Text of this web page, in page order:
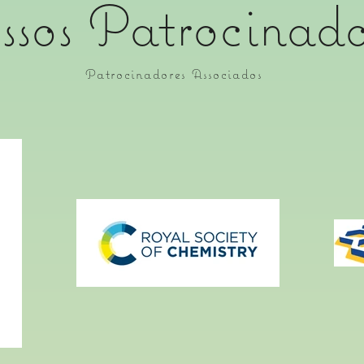
Patrocinadores Associados